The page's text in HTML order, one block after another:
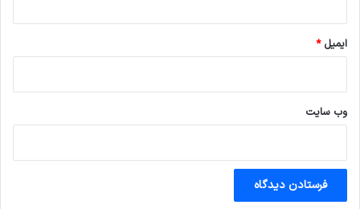
ایمیل*
وب‌ سایت